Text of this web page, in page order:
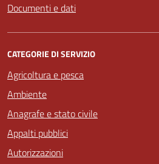
Documenti e dati
CATEGORIE DI SERVIZIO
Agricoltura e pesca
Ambiente
Anagrafe e stato civile
Appalti pubblici
Autorizzazioni